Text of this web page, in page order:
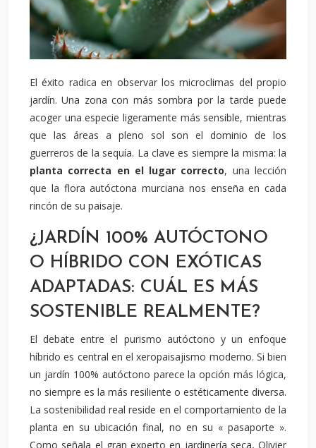
El éxito radica en observar los microclimas del propio
jardín. Una zona con más sombra por la tarde puede
acoger una especie ligeramente más sensible, mientras
que las áreas a pleno sol son el dominio de los
guerreros de la sequía. La clave es siempre la misma: la
planta correcta en el lugar correcto, una lección
que la flora autóctona murciana nos enseña en cada
rincón de su paisaje.
¿JARDÍN 100% AUTÓCTONO
O HÍBRIDO CON EXÓTICAS
ADAPTADAS: CUÁL ES MÁS
SOSTENIBLE REALMENTE?
El debate entre el purismo autóctono y un enfoque
híbrido es central en el xeropaisajismo moderno. Si bien
un jardín 100% autóctono parece la opción más lógica,
no siempre es la más resiliente o estéticamente diversa.
La sostenibilidad real reside en el comportamiento de la
planta en su ubicación final, no en su « pasaporte ».
Como señala el gran experto en jardinería seca, Olivier